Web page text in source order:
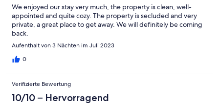
We enjoyed our stay very much, the property is clean, well-
appointed and quite cozy. The property is secluded and very
private, a great place to get away. We will definitely be coming
back.
Aufenthalt von 3 Nächten im Juli 2023
0
Verifizierte Bewertung
10/10 – Hervorragend